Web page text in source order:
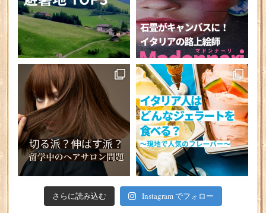
さらに読み込む Instagram でフォロー